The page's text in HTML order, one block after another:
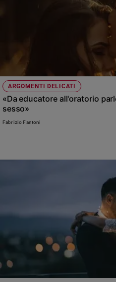
ARGOMENTI DELICATI
«Da educatore all'oratorio
sesso»
Fabrizio Fantoni